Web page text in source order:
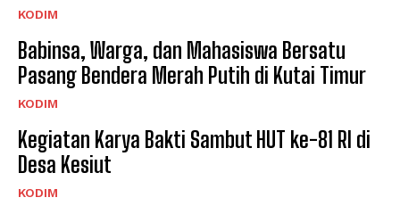
KODIM
Babinsa, Warga, dan Mahasiswa Bersatu
Pasang Bendera Merah Putih di Kutai Timur
KODIM
Kegiatan Karya Bakti Sambut HUT ke-81 RI di
Desa Kesiut
KODIM